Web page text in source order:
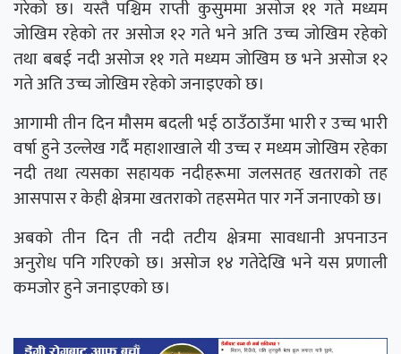
गरेको छ। यस्तै पश्चिम राप्ती कुसुममा असोज ११ गते मध्यम
जोखिम रहेको तर असोज १२ गते भने अति उच्च जोखिम रहेको
तथा बबई नदी असोज ११ गते मध्यम जोखिम छ भने असोज १२
गते अति उच्च जोखिम रहेको जनाइएको छ।
आगामी तीन दिन मौसम बदली भई ठाउँठाउँमा भारी र उच्च भारी
वर्षा हुने उल्लेख गर्दै महाशाखाले यी उच्च र मध्यम जोखिम रहेका
नदी तथा त्यसका सहायक नदीहरूमा जलसतह खतराको तह
आसपास र केही क्षेत्रमा खतराको तहसमेत पार गर्ने जनाएको छ।
अबको तीन दिन ती नदी तटीय क्षेत्रमा सावधानी अपनाउन
अनुरोध पनि गरिएको छ। असोज १४ गतेदेखि भने यस प्रणाली
कमजोर हुने जनाइएको छ।